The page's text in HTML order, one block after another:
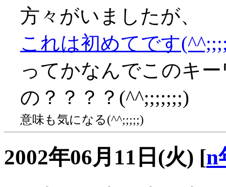
方々がいましたが、
これは初めてです
ってかなんでこのキ
の？？？？(^^;;;;;;;)
意味も気になる(^^;;;;;)
2002年06月11日(火) [n